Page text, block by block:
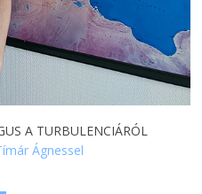
A TURBULENCIÁRÓL
Ágnessel